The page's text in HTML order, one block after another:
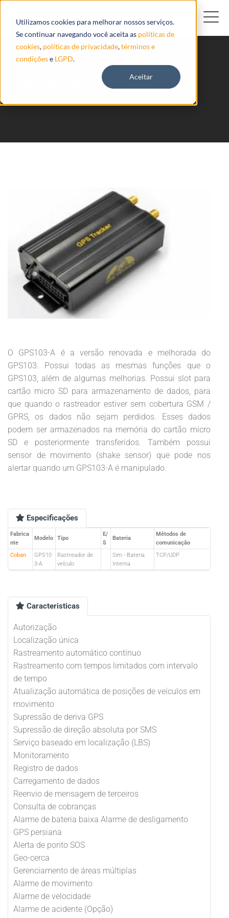
Utilizamos cookies para melhorar nossos serviços.
Se continuar navegando você aceita as políticas de
cookies, políticas de privacidade,términos e
condiçõese LGPD.
Aceitar
O GPS103-A é a versão renovada e melhorada do
GPS103. Possui todas as mesmas funções que o
GPS103, além de algumas melhorias. Possui slot para
cartão micro SD para armazenamento de dados, para
que quando o rastreador estiver sem cobertura GSM /
GPRS, os dados não sejam perdidos. Esses dados
podem ser armazenados na memória do cartão micro
SD e posteriormente transferidos. Também possui
sensor de movimento (shake sensor) que pode nos
alertar quando um GPS103-A é manipulado.
Especificações
Fabrica
nte
Modelo Tipo
E/
S
Bateria
Métodos de
comunicação
Coban
GPS10
3-A
Rastreador de
veículo
Sim - Bateria
Interna
TCP/UDP
Caracteristicas
Autorização
Localização única
Rastreamento automático contínuo
Rastreamento com tempos limitados com intervalo
de tempo
Atualização automática de posições de veículos em
movimento
Supressão de deriva GPS
Supressão de direção absoluta por SMS
Serviço baseado em localização (LBS)
Monitoramento
Registro de dados
Carregamento de dados
Reenvio de mensagem de terceiros
Consulta de cobranças
Alarme de bateria baixa Alarme de desligamento
GPS persiana
Alerta de ponto SOS
Geo-cerca
Gerenciamento de áreas múltiplas
Alarme de movimento
Alarme de velocidade
Alarme de acidente (Opção)